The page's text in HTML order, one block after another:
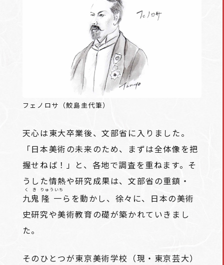
フェノロサ（鮫島圭代筆）
天心は東大卒業後、文部省に入りました。
「日本美術の未来のため、まずは全体像を把
握せねば！」と、各地で調査を重ねます。そ
うした情熱や研究成果は、文部省の重鎮・
九鬼
くき
隆一
りゅういち
らを動かし、徐々に、日本の美術
史研究や美術教育の礎が築かれていきまし
た。
そのひとつが東京美術学校（現・東京芸大）